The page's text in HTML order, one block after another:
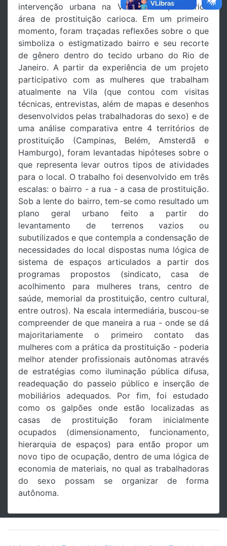
intervenção urbana na Vila Mimosa, histórica
área de prostituição carioca. Em um primeiro
momento, foram traçadas reflexões sobre o que
simboliza o estigmatizado bairro e seu recorte
de gênero dentro do tecido urbano do Rio de
Janeiro. A partir da experiência de um projeto
participativo com as mulheres que trabalham
atualmente na Vila (que contou com visitas
técnicas, entrevistas, além de mapas e desenhos
desenvolvidos pelas trabalhadoras do sexo) e de
uma análise comparativa entre 4 territórios de
prostituição (Campinas, Belém, Amsterdã e
Hamburgo), foram levantadas hipóteses sobre o
que representa levar outros tipos de atividades
para o local. O trabalho foi desenvolvido em três
escalas: o bairro - a rua - a casa de prostituição.
Sob a lente do bairro, tem-se como resultado um
plano geral urbano feito a partir do
levantamento de terrenos vazios ou
subutilizados e que contempla a condensação de
necessidades do local dispostas numa lógica de
sistema de espaços articulados a partir dos
programas propostos (sindicato, casa de
acolhimento para mulheres trans, centro de
saúde, memorial da prostituição, centro cultural,
entre outros). Na escala intermediária, buscou-se
compreender de que maneira a rua - onde se dá
majoritariamente o primeiro contato das
mulheres com a prática da prostituição - poderia
melhor atender profissionais autônomas através
de estratégias como iluminação pública difusa,
readequação do passeio público e inserção de
mobiliários adequados. Por fim, foi estudado
como os galpões onde estão localizadas as
casas de prostituição foram inicialmente
ocupados (dimensionamento, funcionamento,
hierarquia de espaços) para então propor um
novo tipo de ocupação, dentro de uma lógica de
economia de materiais, no qual as trabalhadoras
do sexo possam se organizar de forma
autônoma.